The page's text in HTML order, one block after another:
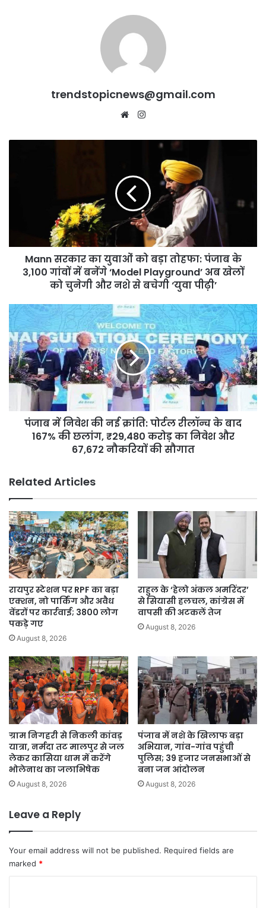
trendstopicnews@gmail.com
Website
के
3,100
‘Model
Playground’
अब
खेलों
को
चुनेगी
और
Mann सरकार का युवाओं को बड़ा तोहफा: पंजाब के
3,100 गांवों में बनेंगे ‘Model Playground’ अब खेलों
को चुनेगी और नशे से बचेगी ‘युवा पीढ़ी’
पंजाब
निवेश
की
नई
क्रांति:
पोर्टल
रीलॉन्च
के
करोड़
का
निवेश
और
67,672
नौकरियों
की
सौगात
पंजाब में निवेश की नई क्रांति: पोर्टल रीलॉन्च के बाद
167% की छलांग, ₹29,480 करोड़ का निवेश और
67,672 नौकरियों की सौगात
Related Articles
रायपुर स्टेशन पर RPF का बड़ा
एक्शन, नो पार्किंग और अवैध
वेंडरों पर कार्रवाई; 3800 लोग
पकड़े गए
August 8, 2026
राहुल के ‘हेलो अंकल अमरिंदर’
से सियासी हलचल, कांग्रेस में
वापसी की अटकलें तेज
August 8, 2026
ग्राम निगहरी से निकली कांवड़
यात्रा, नर्मदा तट मालपुर से जल
लेकर कासिया धाम में करेंगे
भोलेनाथ का जलाभिषेक
August 8, 2026
पंजाब में नशे के खिलाफ बड़ा
अभियान, गांव-गांव पहुंची
पुलिस; 39 हजार जनसभाओं से
बना जन आंदोलन
August 8, 2026
Leave a Reply
Your email address will not be published. Required fields are
marked *